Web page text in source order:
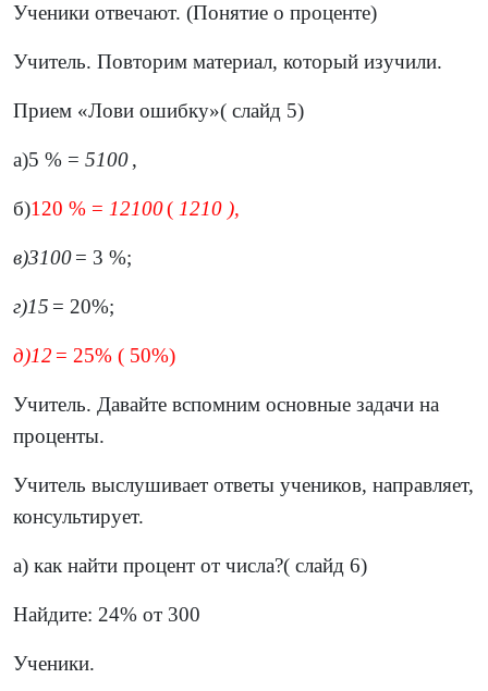
Ученики отвечают. (Понятие о проценте)
Учитель. Повторим материал, который изучили.
Прием «Лови ошибку»( слайд 5)
а)5 % = 5100,
б)120 % = 12100( 1210 ),
в)3100= 3 %;
г)15 = 20%;
д)12 = 25% ( 50%)
Учитель. Давайте вспомним основные задачи на
проценты.
Учитель выслушивает ответы учеников, направляет,
консультирует.
а) как найти процент от числа?( слайд 6)
Найдите: 24% от 300
Ученики.